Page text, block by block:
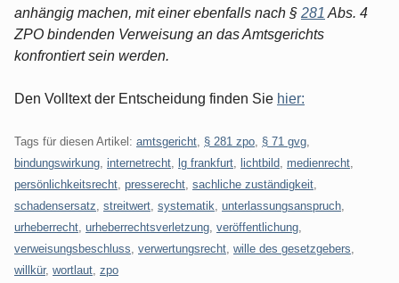
anhängig machen, mit einer ebenfalls nach § 281 Abs. 4
ZPO bindenden Verweisung an das Amtsgerichts
konfrontiert sein werden.
Den Volltext der Entscheidung finden Sie hier:
Tags für diesen Artikel: amtsgericht § 281 zpo § 71 gvg
bindungswirkung internetrecht lg frankfurt lichtbild medienrecht
persönlichkeitsrecht presserecht sachliche zuständigkeit
schadensersatz streitwert systematik unterlassungsanspruch
urheberrecht urheberrechtsverletzung veröffentlichung
verweisungsbeschluss verwertungsrecht wille des gesetzgebers
willkür, wortlaut zpo